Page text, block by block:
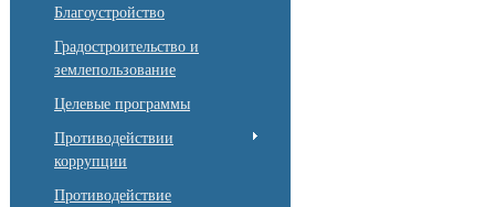
Благоустройство
Градостроительство и
землепользование
Целевые программы
Противодействии
коррупции
Противодействие